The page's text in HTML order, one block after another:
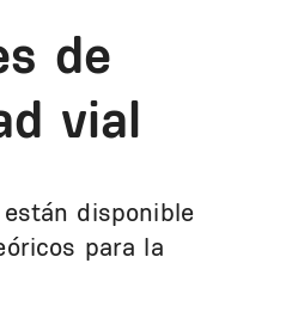
de
vial
disponible
para la